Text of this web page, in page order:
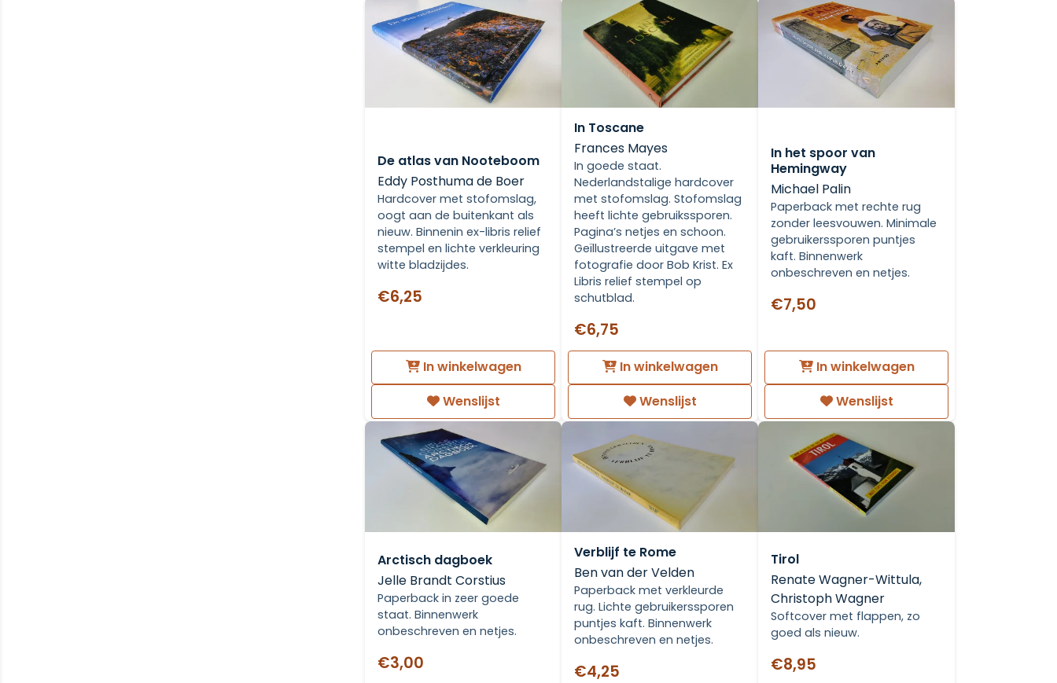
De atlas van Nooteboom
Eddy Posthuma de Boer
Hardcover met stofomslag,
oogt aan de buitenkant als
nieuw. Binnenin ex-libris relief
stempel en lichte verkleuring
witte bladzijdes.
€6,25
In winkelwagen
Wenslijst
In Toscane
Frances Mayes
In goede staat.
Nederlandstalige hardcover
met stofomslag. Stofomslag
heeft lichte gebruikssporen.
Pagina’s netjes en schoon.
Geïllustreerde uitgave met
fotografie door Bob Krist. Ex
Libris relief stempel op
schutblad.
€6,75
In winkelwagen
Wenslijst
In het spoor van
Hemingway
Michael Palin
Paperback met rechte rug
zonder leesvouwen. Minimale
gebruikerssporen puntjes
kaft. Binnenwerk
onbeschreven en netjes.
€7,50
In winkelwagen
Wenslijst
Arctisch dagboek
Jelle Brandt Corstius
Paperback in zeer goede
staat. Binnenwerk
onbeschreven en netjes.
€3,00
Verblijf te Rome
Ben van der Velden
Paperback met verkleurde
rug. Lichte gebruikerssporen
puntjes kaft. Binnenwerk
onbeschreven en netjes.
€4,25
Tirol
Renate Wagner-Wittula,
Christoph Wagner
Softcover met flappen, zo
goed als nieuw.
€8,95